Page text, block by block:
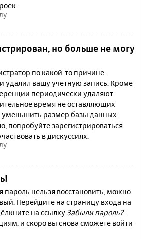
но больше не могу
по какой-то причине
удалил вашу учётную запись. Кроме
периодически удаляют
время не оставляющих
размер базы данных.
попробуйте зарегистрироваться
в дискуссиях.
пароль нельзя восстановить, можно
Перейдите на страницу входа на
на ссылку Забыли пароль?.
и скоро вы снова сможете войти